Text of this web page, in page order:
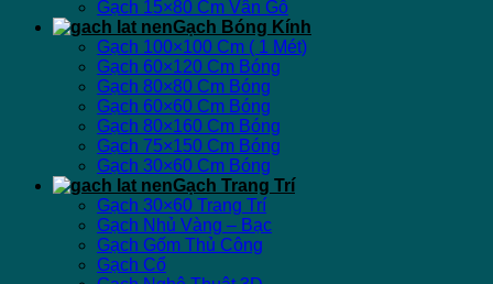
Gạch 15×80 Cm Vân Gỗ
Gạch Bóng Kính
Gạch 100×100 Cm ( 1 Mét)
Gạch 60×120 Cm Bóng
Gạch 80×80 Cm Bóng
Gạch 60×60 Cm Bóng
Gạch 80×160 Cm Bóng
Gạch 75×150 Cm Bóng
Gạch 30×60 Cm Bóng
Gạch Trang Trí
Gạch 30×60 Trang Trí
Gạch Nhủ Vàng – Bạc
Gạch Gốm Thủ Công
Gạch Cổ